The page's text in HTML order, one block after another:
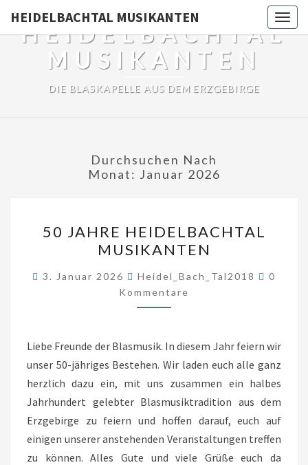
HEIDELBACHTAL MUSIKANTEN
HEIDELBACHTAL
MUSIKANTEN
DIE BLASKAPELLE AUS DEM ERZGEBIRGE
Durchsuchen Nach
Monat: Januar 2026
JAHRE
HEIDELBACHTAL
MUSIKANTEN
50 JAHRE HEIDELBACHTAL
MUSIKANTEN
3. Januar 2026 Heidel_Bach_Tal2018
0
Kommentare
Liebe Freunde der Blasmusik. In diesem Jahr feiern wir
unser 50-jähriges Bestehen. Wir laden euch alle ganz
herzlich dazu ein, mit uns zusammen ein halbes
Jahrhundert gelebter Blasmusiktradition aus dem
Erzgebirge zu feiern und hoffen darauf, euch auf
einigen unserer anstehenden Veranstaltungen treffen
zu können. Alles Gute und viele Grüße euch da